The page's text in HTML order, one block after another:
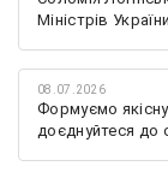
Міністрів України
08.07.2026
Формуємо
доєднуйтеся до